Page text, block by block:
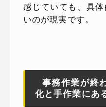
感じていても、具
いのが現実です。
事務作業が終
化と手作業にあ